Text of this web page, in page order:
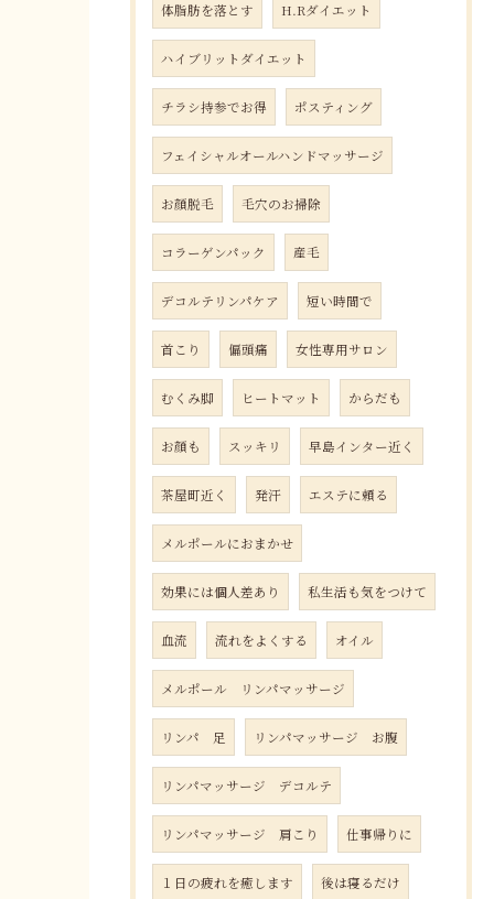
体脂肪を落とす H.Rダイエット
ハイブリットダイエット
チラシ持参でお得 ポスティング
フェイシャルオールハンドマッサージ
お顔脱毛 毛穴のお掃除
コラーゲンパック 産毛
デコルテリンパケア 短い時間で
首こり 偏頭痛 女性専用サロン
むくみ脚 ヒートマット からだも
お顔も スッキリ 早島インター近く
茶屋町近く 発汗 エステに頼る
メルポールにおまかせ
効果には個人差あり 私生活も気をつけて
血流 流れをよくする オイル
メルポール リンパマッサージ
リンパ 足 リンパマッサージ お腹
リンパマッサージ デコルテ
リンパマッサージ 肩こり 仕事帰りに
１日の疲れを癒します 後は寝るだけ